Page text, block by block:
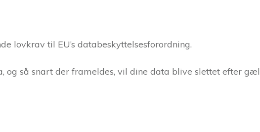
lovkrav til EU’s databeskyttelsesforordning.
så snart der frameldes, vil dine data blive slettet efter